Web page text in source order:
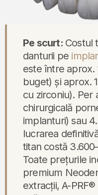
Pe scurt: Costul
danturii pe
este între aprox.
buget) și aprox.
cu zirconiu). Per
chirurgicală
implanturi) sau
lucrarea
titan costă
Toate prețurile
premium
extracții, A-